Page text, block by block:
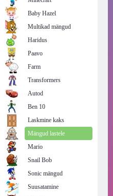
Baby Hazel
Multikad mängud
Haridus
Paavo
Farm
Transformers
Autod
Ben 10
Laskmine kaks
Mängud lastele
Mario
Snail Bob
Sonic mängud
Suusatamine